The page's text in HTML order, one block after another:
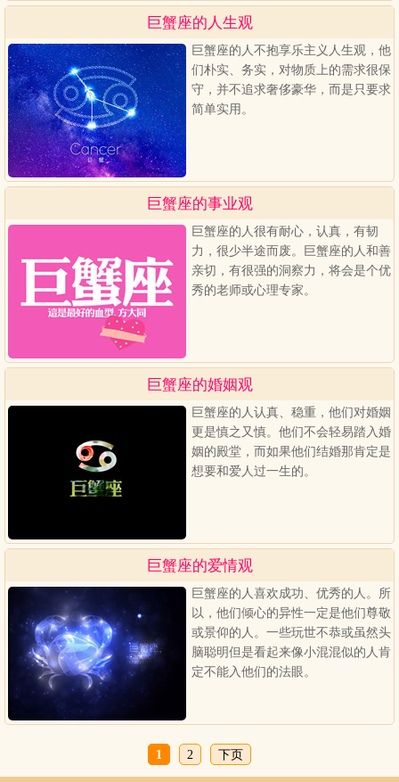
巨蟹座的人生观
巨蟹座的人不抱享乐主义人生观，他
们朴实、务实，对物质上的需求很保
守，并不追求奢侈豪华，而是只要求
简单实用。
巨蟹座的事业观
巨蟹座的人很有耐心，认真，有韧
力，很少半途而废。巨蟹座的人和善
亲切，有很强的洞察力，将会是个优
秀的老师或心理专家。
巨蟹座的婚姻观
巨蟹座的人认真、稳重，他们对婚姻
更是慎之又慎。他们不会轻易踏入婚
姻的殿堂，而如果他们结婚那肯定是
想要和爱人过一生的。
巨蟹座的爱情观
巨蟹座的人喜欢成功、优秀的人。所
以，他们倾心的异性一定是他们尊敬
或景仰的人。一些玩世不恭或虽然头
脑聪明但是看起来像小混混似的人肯
定不能入他们的法眼。
1 2 下页